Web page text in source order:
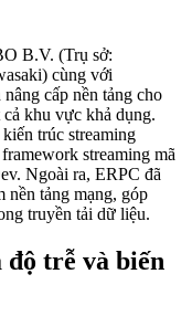
B.V. (Trụ sở:
cùng với
cấp nền tảng cho
cả khu vực khả dụng.
trúc streaming
streaming mã
Ngoài ra, ERPC đã
nền tảng mạng, góp
truyền tải dữ liệu.
độ trễ và biến